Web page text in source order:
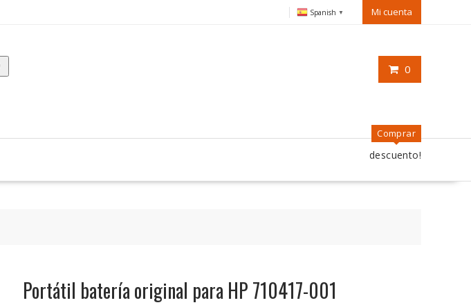
Spanish ▼ Mi cuenta
0
Comprar
descuento!
Portátil batería original para HP 710417-001